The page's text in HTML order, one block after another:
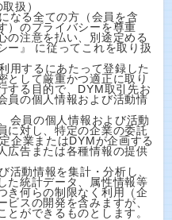
扱）
なる全ての方（会員を含
）のプライバシーを尊重
の注意を払い、別途定める
ー』 に従ってこれを取り扱
用するにあたって登録した
として厳重かつ適正に取り
する目的で、DYM取引先お
員の個人情報および活動情
会員の個人情報および活動
に対し、特定の企業の委託
企業またはDYMが企画する
広告または各種情報の提供
活動情報を集計・分析し、
た統計データ、属性情報等
き何らの制限なく利用（企
スの開発を含みますが、
とができるものとします。